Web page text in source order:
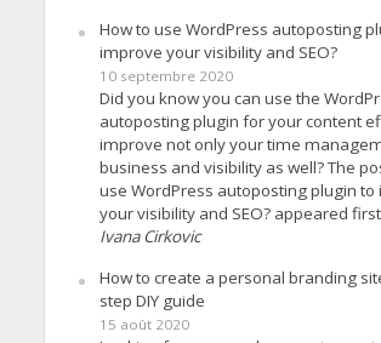
How to use WordPress autoposting
improve your visibility and SEO?
10 septembre 2020
Did you know you can use the
autoposting plugin for your content
improve not only your time
business and visibility as well? The
use WordPress autoposting plugin to
your visibility and SEO? appeared
Ivana Cirkovic
How to create a personal branding
step DIY guide
15 août 2020